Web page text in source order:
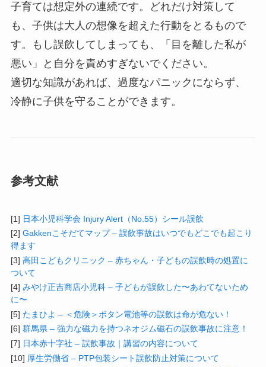
子育ては想定外の連続です。どれだけ対策して
も、子供は大人の想像を超えた行動をとるもので
す。もし誤飲してしまっても、「目を離した私が
悪い」と自分を責めすぎないでください。
適切な知識があれば、過度なパニックにならず、
冷静に子供を守ることができます。
参考文献
[1] 日本小児科学会 Injury Alert（No.55）シール誤飲
[2] Gakkenこそだてマップ – 誤飲事故はいつでもどこでも起こり
得ます
[3] 高田こどもクリニック – 赤ちゃん・子どもの誤飲時の処置に
ついて
[4] みやけ正吉商店小児科 – 子どもが誤飲した〜あわてないため
に〜
[5] たまひよ – ＜危険＞ボタン電池等の誤飲は命が危ない！
[6] 群馬県 – 強力な磁力を持つネオジム磁石の誤飲事故に注意！
[7] 日本赤十字社 – 誤飲事故｜講習の内容について
[10] 厚生労働省 – PTP包装シート誤飲防止対策について